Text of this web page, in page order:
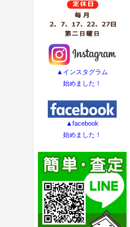
▲インスタグラム
始めました！
▲facebook
始めました！